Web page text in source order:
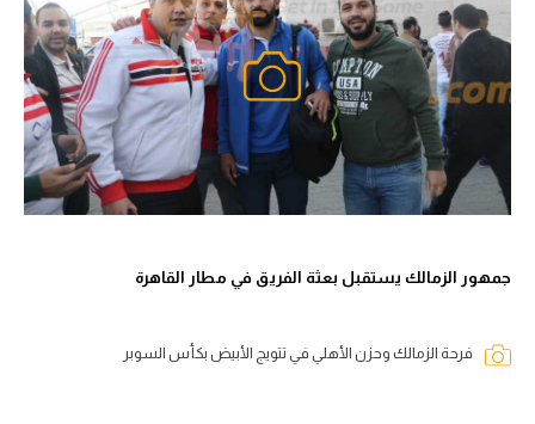
جمهور الزمالك يستقبل بعثة الفريق في مطار القاهرة
فرحة الزمالك وحزن الأهلي في تتويج الأبيض بكأس السوبر